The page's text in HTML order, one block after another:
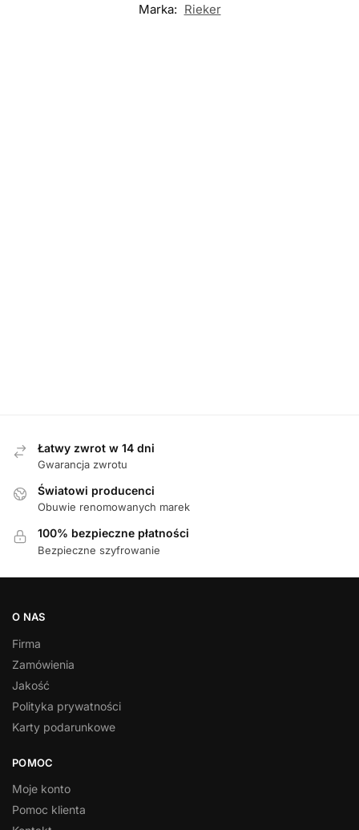
Marka: Rieker
Łatwy zwrot w 14 dni
Gwarancja zwrotu
Światowi producenci
Obuwie renomowanych marek
100% bezpieczne płatności
Bezpieczne szyfrowanie
O NAS
Firma
Zamówienia
Jakość
Polityka prywatności
Karty podarunkowe
POMOC
Moje konto
Pomoc klienta